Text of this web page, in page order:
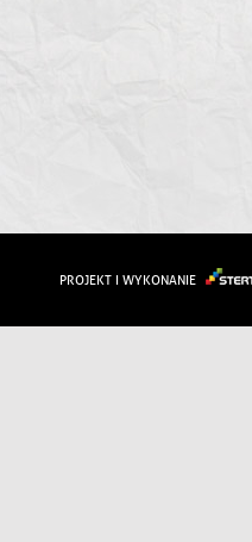
PROJEKT I WYKONANIE